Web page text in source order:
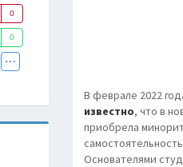
0
0
В феврале 2022
известно, что в
приобрела
Основателями